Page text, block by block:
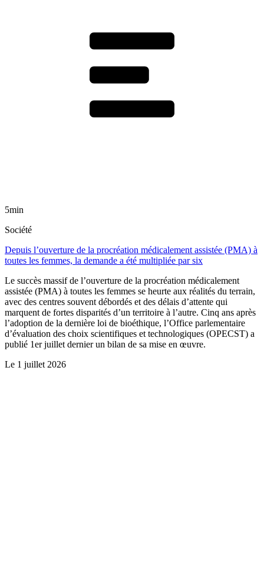
5min
Société
Depuis l’ouverture de la procréation médicalement assistée (PMA) à
toutes les femmes, la demande a été multipliée par six
Le succès massif de l’ouverture de la procréation médicalement
assistée (PMA) à toutes les femmes se heurte aux réalités du terrain,
avec des centres souvent débordés et des délais d’attente qui
marquent de fortes disparités d’un territoire à l’autre. Cinq ans après
l’adoption de la dernière loi de bioéthique, l’Office parlementaire
d’évaluation des choix scientifiques et technologiques (OPECST) a
publié 1er juillet dernier un bilan de sa mise en œuvre.
Le 1 juillet 2026